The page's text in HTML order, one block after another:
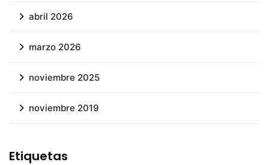
abril 2026
marzo 2026
noviembre 2025
noviembre 2019
Etiquetas